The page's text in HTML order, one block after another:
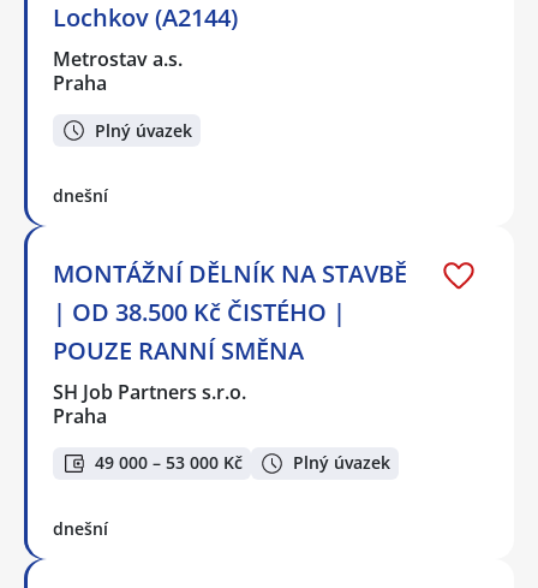
Lochkov (A2144)
Metrostav a.s.
Praha
Plný úvazek
dnešní
MONTÁŽNÍ DĚLNÍK NA STAVBĚ
| OD 38.500 Kč ČISTÉHO |
POUZE RANNÍ SMĚNA
SH Job Partners s.r.o.
Praha
49 000 – 53 000 Kč Plný úvazek
dnešní